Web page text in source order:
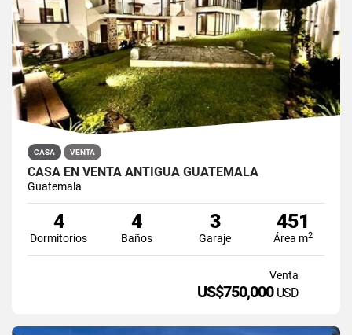
CASA VENTA
CASA EN VENTA ANTIGUA GUATEMALA
Guatemala
4
Dormitorios
4
Baños
3
Garaje
451
Área m2
Venta
US$750,000 USD